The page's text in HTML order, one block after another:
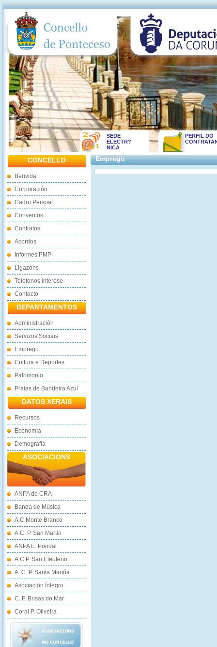
SEDE
ELECTR?
NICA
PERFIL DO
CONCELLO
Benvida
Corporación
Cadro Persoal
Convenios
Contratos
Acordos
Informes PMP
Ligazóns
Teléfonos interese
Contacto
DEPARTAMENTOS
Administración
Servizos Sociais
Emprego
Cultura e Deportes
Patrimonio
Praias de Bandeira Azul
DATOS XERAIS
Recursos
Economía
Demografía
ASOCIACIONS
ANPA do CRA
Banda de Música
A.C Monte Branco
A.C. P. San Martín
ANPA E. Pondal
A.C.P. San Eleuterio
A. C. P. Santa Mariña
Asociación Íntegro
C. P. Brisas do Mar
Coral P. Oliveira
Emprego